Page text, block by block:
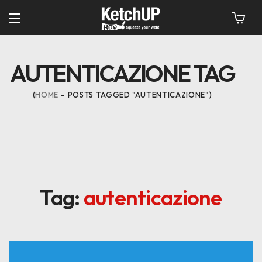
AUTENTICAZIONE TAG
HOME POSTS TAGGED "AUTENTICAZIONE"
Tag: autenticazione